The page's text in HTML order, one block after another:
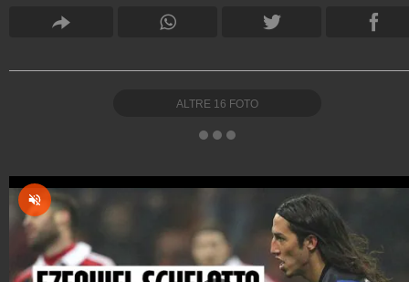
ALTRE 16 FOTO